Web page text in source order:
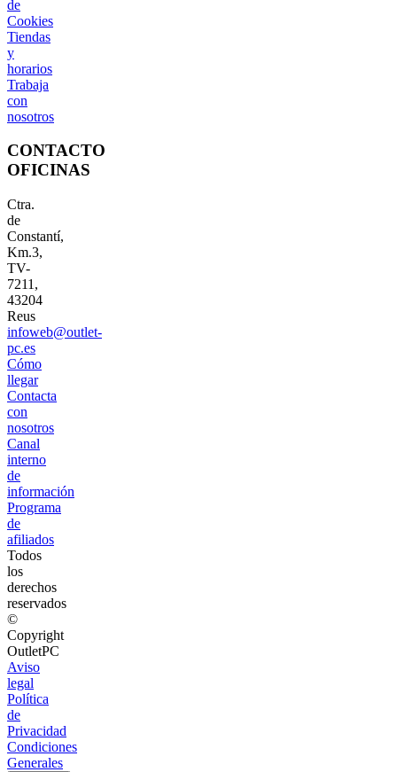
de
Cookies
Tiendas
y
horarios
Trabaja
con
nosotros
CONTACTO
OFICINAS
Ctra.
de
Constantí,
Km.3,
TV-
7211,
43204
Reus
infoweb@outlet-
pc.es
Cómo
llegar
Contacta
con
nosotros
Canal
interno
de
información
Programa
de
afiliados
Todos
los
derechos
reservados
©
Copyright
OutletPC
Aviso
legal
Política
de
Privacidad
Condiciones
Generales